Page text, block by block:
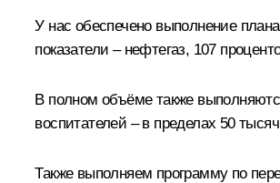
У нас обеспечено выполнение
показатели – нефтегаз, 107
В полном объёме также
воспитателей – в пределах 50
Также выполняем программу по